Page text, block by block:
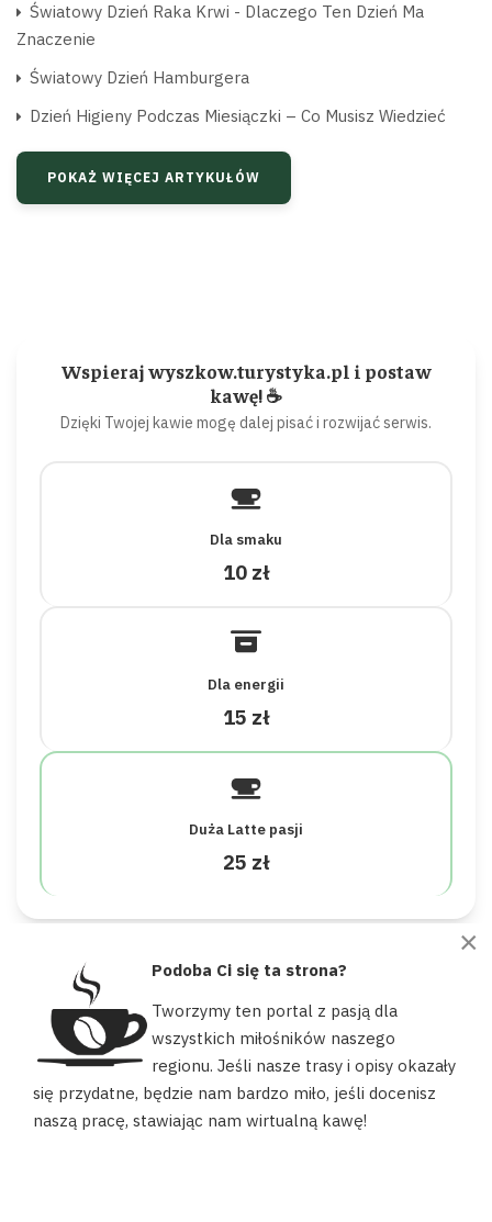
Światowy Dzień Raka Krwi - Dlaczego Ten Dzień Ma
Znaczenie
Światowy Dzień Hamburgera
Dzień Higieny Podczas Miesiączki – Co Musisz Wiedzieć
POKAŻ WIĘCEJ ARTYKUŁÓW
Wspieraj wyszkow.turystyka.pl i postaw
kawę! ☕
Dzięki Twojej kawie mogę dalej pisać i rozwijać serwis.
Dla smaku
10 zł
Dla energii
15 zł
Duża Latte pasji
25 zł
Brok noclegi i turystyka - Sprawdzona baza
noclegowa nad Bugiem
Nasz portal używa plików cookies, aby ułatwić Ci korzystanie z
naszych zasobów, dopasować treści do Twoich potrzeb oraz w
celach statystycznych. Możesz określić warunki przechowywania
×
Podoba Ci się ta strona?
Tworzymy ten portal z pasją dla
wszystkich miłośników naszego
regionu. Jeśli nasze trasy i opisy okazały
się przydatne, będzie nam bardzo miło, jeśli docenisz
naszą pracę, stawiając nam wirtualną kawę!